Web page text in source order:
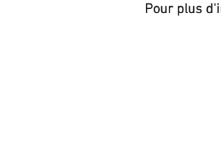
Pour plus